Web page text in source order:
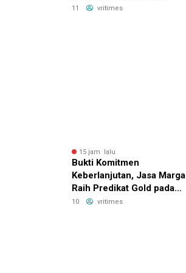
Pengembangan Akses
11 vritimes
15 jam lalu
Bukti Komitmen
Keberlanjutan, Jasa Marga
Raih Predikat Gold pada
6th TJSL & CSR Award
10 vritimes